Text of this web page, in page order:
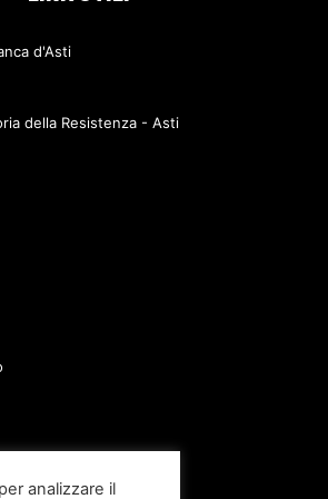
d'Asti
della Resistenza - Asti
analizzare il